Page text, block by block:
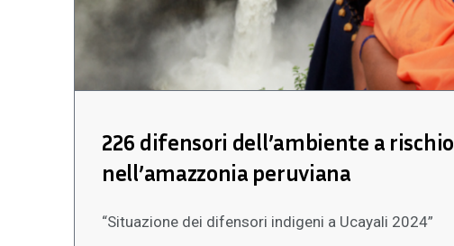
226 difensori dell’ambiente a rischio
nell’amazzonia peruviana
“Situazione dei difensori indigeni a Ucayali 2024”